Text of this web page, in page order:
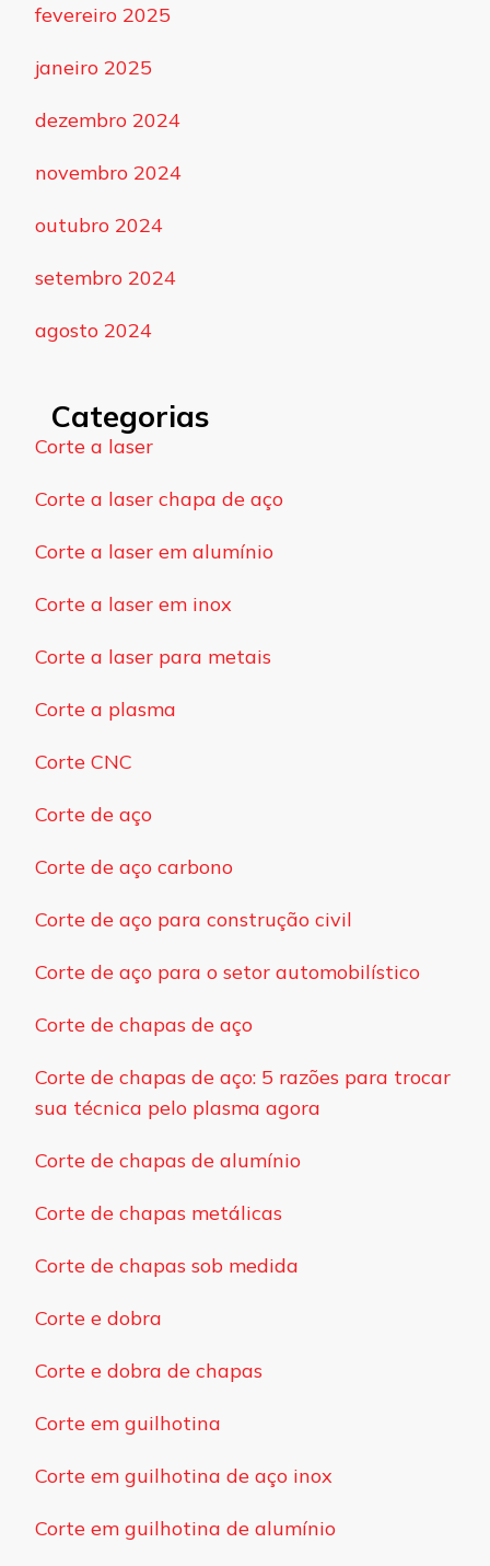
fevereiro 2025
janeiro 2025
dezembro 2024
novembro 2024
outubro 2024
setembro 2024
agosto 2024
Categorias
Corte a laser
Corte a laser chapa de aço
Corte a laser em alumínio
Corte a laser em inox
Corte a laser para metais
Corte a plasma
Corte CNC
Corte de aço
Corte de aço carbono
Corte de aço para construção civil
Corte de aço para o setor automobilístico
Corte de chapas de aço
Corte de chapas de aço: 5 razões para trocar
sua técnica pelo plasma agora
Corte de chapas de alumínio
Corte de chapas metálicas
Corte de chapas sob medida
Corte e dobra
Corte e dobra de chapas
Corte em guilhotina
Corte em guilhotina de aço inox
Corte em guilhotina de alumínio